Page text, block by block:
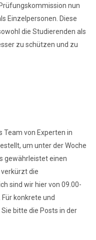
nun
Einzelpersonen. Diese
die Studierenden als
zu schützen und zu
Team von Experten in
um unter der Woche
gewährleistet einen
die
sind wir hier von 09.00-
konkrete und
bitte die Posts in der